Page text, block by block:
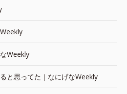
Weekly
と思ってた｜なにげなWeekly